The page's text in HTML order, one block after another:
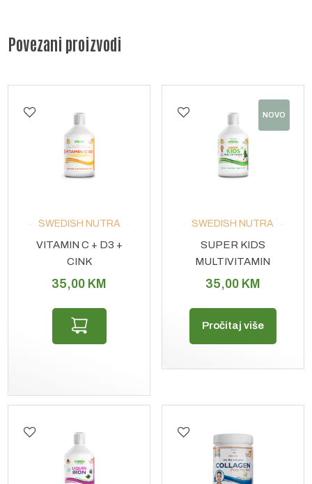
Povezani proizvodi
SWEDISH NUTRA
VITAMIN C + D3 +
CINK
35,00 KM
NOVO
SWEDISH NUTRA
SUPER KIDS
MULTIVITAMIN
35,00 KM
Pročitaj više